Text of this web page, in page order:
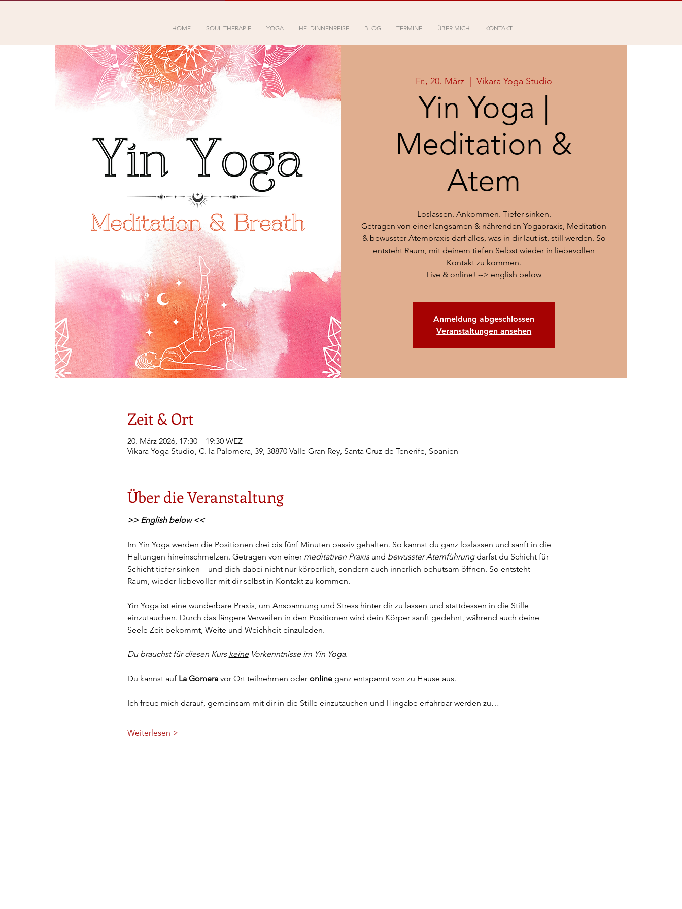
HOME SOUL THERAPIE YOGA HELDINNENREISE BLOG TERMINE ÜBER MICH KONTAKT
Fr., 20. März
  |
Vikara Yoga Studio
Yin Yoga |
Meditation &
Atem
Loslassen. Ankommen. Tiefer sinken.
Getragen von einer langsamen & nährenden Yogapraxis, Meditation
& bewusster Atempraxis darf alles, was in dir laut ist, still werden. So
entsteht Raum, mit deinem tiefen Selbst wieder in liebevollen
Kontakt zu kommen.
Live & online! --> english below
Anmeldung abgeschlossen
Veranstaltungen ansehen
Zeit & Ort
20. März 2026, 17:30 – 19:30 WEZ
Vikara Yoga Studio, C. la Palomera, 39, 38870 Valle Gran Rey, Santa Cruz de Tenerife, Spanien
Über die Veranstaltung
>> English below <<
Im Yin Yoga werden die Positionen drei bis fünf Minuten passiv gehalten. So kannst du ganz loslassen und sanft in die
Haltungen hineinschmelzen. Getragen von einer meditativen Praxis und bewusster Atemführung darfst du Schicht für
Schicht tiefer sinken – und dich dabei nicht nur körperlich, sondern auch innerlich behutsam öffnen. So entsteht
Raum, wieder liebevoller mit dir selbst in Kontakt zu kommen.
Yin Yoga ist eine wunderbare Praxis, um Anspannung und Stress hinter dir zu lassen und stattdessen in die Stille
einzutauchen. Durch das längere Verweilen in den Positionen wird dein Körper sanft gedehnt, während auch deine
Seele Zeit bekommt, Weite und Weichheit einzuladen.
Du brauchst für diesen Kurs keine Vorkenntnisse im Yin Yoga.
Du kannst auf La Gomera vor Ort teilnehmen oder online ganz entspannt von zu Hause aus.
Ich freue mich darauf, gemeinsam mit dir in die Stille einzutauchen und Hingabe erfahrbar werden zu…
Weiterlesen >